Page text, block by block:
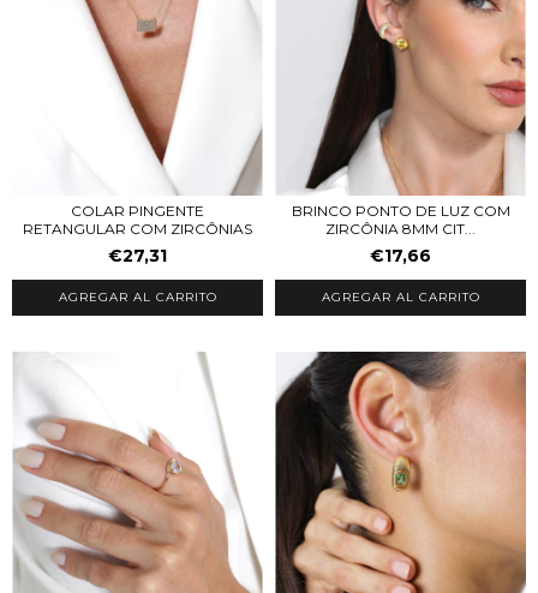
COLAR PINGENTE
RETANGULAR COM ZIRCÔNIAS
€27,31
AGREGAR AL CARRITO
BRINCO PONTO DE LUZ COM
ZIRCÔNIA 8MM CIT...
€17,66
AGREGAR AL CARRITO